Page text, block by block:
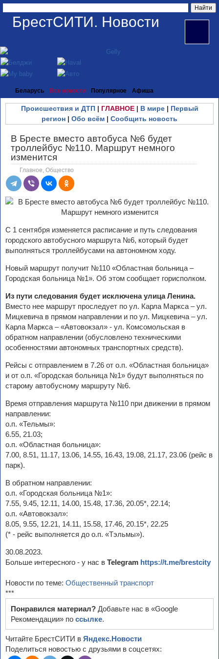
БрестСИТИ. Новости
Беларусь Все новости Популярное Афиша
Происшествия и ДТП| ГЛАВНОЕ| В мире| Первый
регион | Обо всём | Сообщить новость
В Бресте вместо автобуса №6 будет
троллейбус №110. Маршрут немного
изменится
Главное Общество
С 1 сентября изменяется расписание и путь следования
городского автобусного маршрута №6, который будет
выполняться троллейбусами на автономном ходу.
Новый маршрут получит №110 «Областная больница –
Городская больница №1». Об этом сообщает горисполком.
Из пути следования будет исключена улица Ленина.
Вместо нее маршрут проследует по ул. Карла Маркса – ул.
Мицкевича в прямом направлении и по ул. Мицкевича – ул.
Карла Маркса – «Автовокзал» - ул. Комсомольская в
обратном направлении (обусловлено техническими
особенностями автономных транспортных средств).
Рейсы с отправлением в 7.26 от о.п. «Областная больница»
и от о.п. «Городская больница №1» будут выполняться по
старому автобусному маршруту №6.
Время отправления маршрута №110 при движении в прямом
направлении:
о.п. «Тельмы»:
6.55, 21.03;
о.п. «Областная больница»:
7.00, 8.51, 11.17, 13.06, 14.55, 16.43, 19.08, 21.17, 23.06 (рейс в
парк).
В обратном направлении:
о.п. «Городская больница №1»:
7.55, 9.45, 12.11, 14.00, 15.48, 17.36, 20.05*, 22.14;
о.п. «Автовокзал»:
8.05, 9.55, 12.21, 14.11, 15.58, 17.46, 20.15*, 22.25
(* - рейс выполняется до о.п. «Тэльмы»).
30.08.2023.
Больше интересного - у нас в Telegram https://t.me/brestcity
Новости по теме: Общественный транспорт
***
Понравился материал? Добавьте нас в «Google
Рекомендации» по ссылке.
Читайте БрестСИТИ в Яндекс.Новости
Поделиться новостью с друзьями в соцсетях: